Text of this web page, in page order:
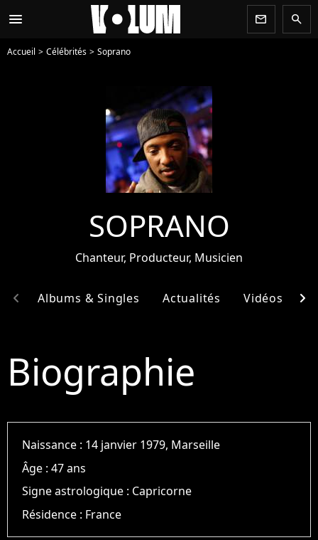
menu newsletter search
Accueil Célébrités Soprano
SOPRANO
Chanteur, Producteur, Musicien
Albums & Singles Actualités Vidéos
chevron_left chevron_right
Biographie
Naissance : 14 janvier 1979, Marseille
Âge :47 ans
Signe astrologique : Capricorne
Résidence : France